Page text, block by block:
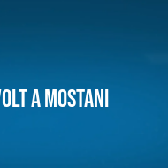
A MOSTANI